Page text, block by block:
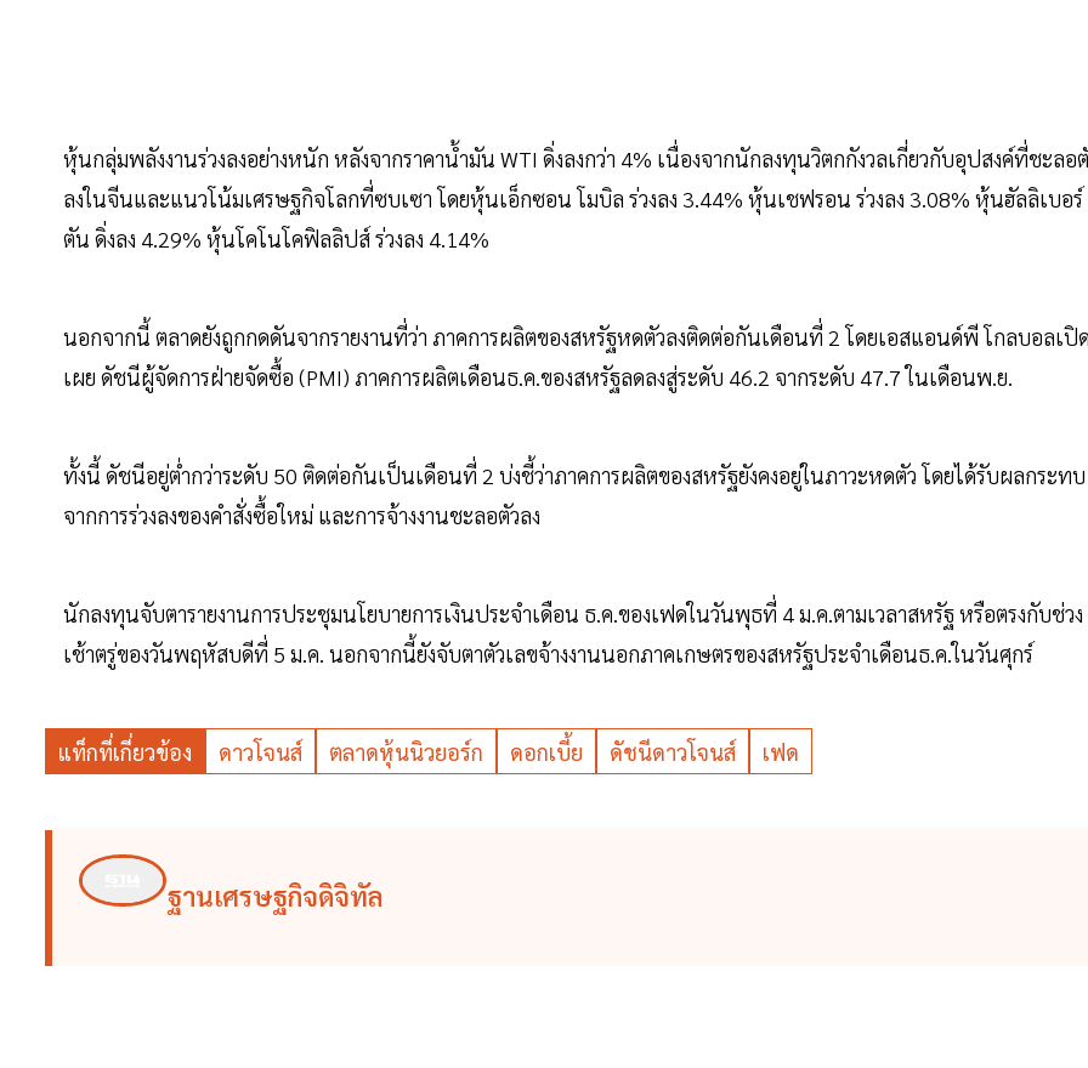
หุ้นกลุ่มพลังงานร่วงลงอย่างหนัก หลังจากราคาน้ำมัน WTI ดิ่งลงกว่า 4% เนื่องจากนักลงทุนวิตกกังวลเกี่ยวกับอุปสงค์ที่ชะลอ
ลงในจีนและแนวโน้มเศรษฐกิจโลกที่ซบเซา โดยหุ้นเอ็กซอน โมบิล ร่วงลง 3.44% หุ้นเชฟรอน ร่วงลง 3.08% หุ้นฮัลลิเบอร์
ตัน ดิ่งลง 4.29% หุ้นโคโนโคฟิลลิปส์ ร่วงลง 4.14%
นอกจากนี้ ตลาดยังถูกกดดันจากรายงานที่ว่า ภาคการผลิตของสหรัฐหดตัวลงติดต่อกันเดือนที่ 2 โดยเอสแอนด์พี โกลบอลเปิ
เผย ดัชนีผู้จัดการฝ่ายจัดซื้อ (PMI) ภาคการผลิตเดือนธ.ค.ของสหรัฐลดลงสู่ระดับ 46.2 จากระดับ 47.7 ในเดือนพ.ย.
ทั้งนี้ ดัชนีอยู่ต่ำกว่าระดับ 50 ติดต่อกันเป็นเดือนที่ 2 บ่งชี้ว่าภาคการผลิตของสหรัฐยังคงอยู่ในภาวะหดตัว โดยได้รับผลกระทบ
จากการร่วงลงของคำสั่งซื้อใหม่ และการจ้างงานชะลอตัวลง
นักลงทุนจับตารายงานการประชุมนโยบายการเงินประจำเดือน ธ.ค.ของเฟดในวันพุธที่ 4 ม.ค.ตามเวลาสหรัฐ หรือตรงกับช่วง
เช้าตรู่ของวันพฤหัสบดีที่ 5 ม.ค. นอกจากนี้ยังจับตาตัวเลขจ้างงานนอกภาคเกษตรของสหรัฐประจำเดือนธ.ค.ในวันศุกร์
แท็กที่เกี่ยวข้อง ดาวโจนส์ ตลาดหุ้นนิวยอร์ก ดอกเบี้ย ดัชนีดาวโจนส์ เฟด
ฐานเศรษฐกิจดิจิทัล